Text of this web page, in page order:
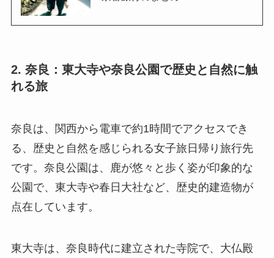
2. 奈良：東大寺や奈良公園で歴史と自然に触
れる旅
奈良は、関西から電車で約1時間でアクセスでき
る、歴史と自然を感じられる女子旅日帰り旅行先
です。奈良公園は、鹿が悠々と歩く姿が印象的な
公園で、東大寺や春日大社など、歴史的建造物が
点在しています。
東大寺は、奈良時代に建立された寺院で、大仏殿